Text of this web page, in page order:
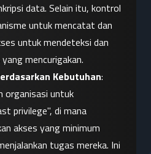
data. Selain itu, kontrol
untuk mencatat dan
untuk mendeteksi dan
mencurigakan.
Kebutuhan:
organisasi untuk
privilege", di mana
akses yang minimum
tugas mereka. Ini